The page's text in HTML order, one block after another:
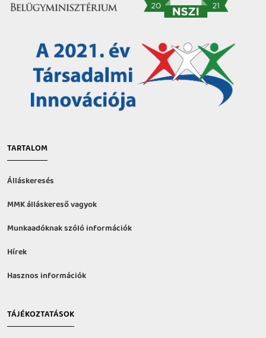
TARTALOM
Álláskeresés
MMK álláskereső vagyok
Munkaadóknak szóló információk
Hírek
Hasznos információk
TÁJÉKOZTATÁSOK